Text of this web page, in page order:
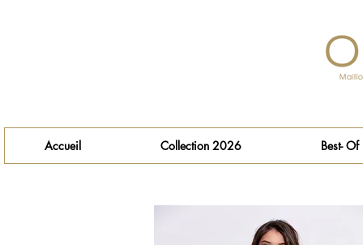
Accueil Collection 2026 Best- Of